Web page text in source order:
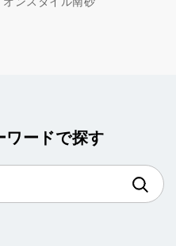
ワードで探す